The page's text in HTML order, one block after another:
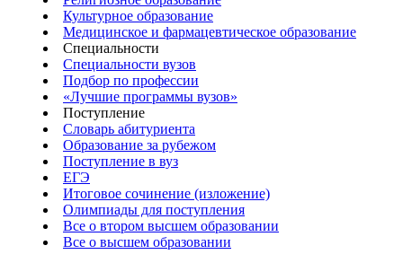
Культурное образование
Медицинское и фармацевтическое образование
Специальности
Специальности вузов
Подбор по профессии
«Лучшие программы вузов»
Поступление
Словарь абитуриента
Образование за рубежом
Поступление в вуз
ЕГЭ
Итоговое сочинение (изложение)
Олимпиады для поступления
Все о втором высшем образовании
Все о высшем образовании